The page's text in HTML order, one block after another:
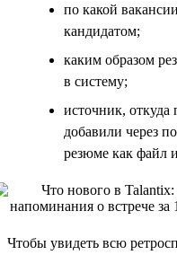
по какой
кандидатом;
каким образом
в систему;
источник, откуда
добавили через
резюме как файл
Чтобы увидеть всю